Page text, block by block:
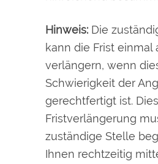
Hinweis: Die
kann die Frist einmal
verlängern, wenn
Schwierigkeit der
gerechtfertigt ist.
Fristverlängerung
zuständige Stelle
Ihnen rechtzeitig